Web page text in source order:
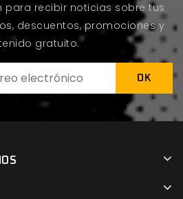
para recibir noticias sobre tus
descuentos, promociones y
gratuito.